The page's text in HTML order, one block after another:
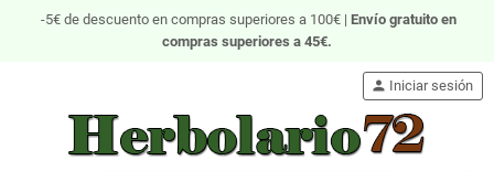
-5€ de descuento en compras superiores a 100€ | Envío gratuito en
compras superiores a 45€.
person Iniciar sesión